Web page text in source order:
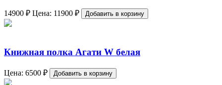
14900 ₽ Цена: 11900 ₽ Добавить в корзину
Книжная полка Агати W белая
Цена: 6500 ₽ Добавить в корзину